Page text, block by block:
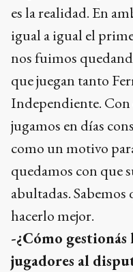
es la realidad. En
igual a igual el
nos fuimos
que juegan tanto
Independiente. Con
jugamos en días
como un motivo
quedamos con que
abultadas.
hacerlo mejor.
-¿Cómo
jugadores al